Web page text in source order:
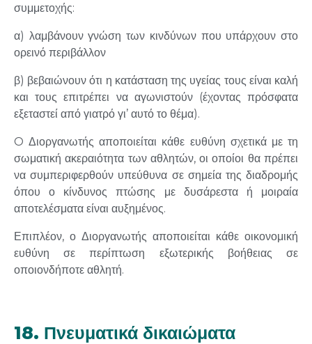
συμμετοχής:
α) λαμβάνουν γνώση των κινδύνων που υπάρχουν στο
ορεινό περιβάλλον
β) βεβαιώνουν ότι η κατάσταση της υγείας τους είναι καλή
και τους επιτρέπει να αγωνιστούν (έχοντας πρόσφατα
εξεταστεί από γιατρό γι’ αυτό το θέμα).
O Διοργανωτής αποποιείται κάθε ευθύνη σχετικά με τη
σωματική ακεραιότητα των αθλητών, οι οποίοι θα πρέπει
να συμπεριφερθούν υπεύθυνα σε σημεία της διαδρομής
όπου ο κίνδυνος πτώσης με δυσάρεστα ή μοιραία
αποτελέσματα είναι αυξημένος.
Επιπλέον, ο Διοργανωτής αποποιείται κάθε οικονομική
ευθύνη σε περίπτωση εξωτερικής βοήθειας σε
οποιονδήποτε αθλητή.
18. Πνευματικά δικαιώματα